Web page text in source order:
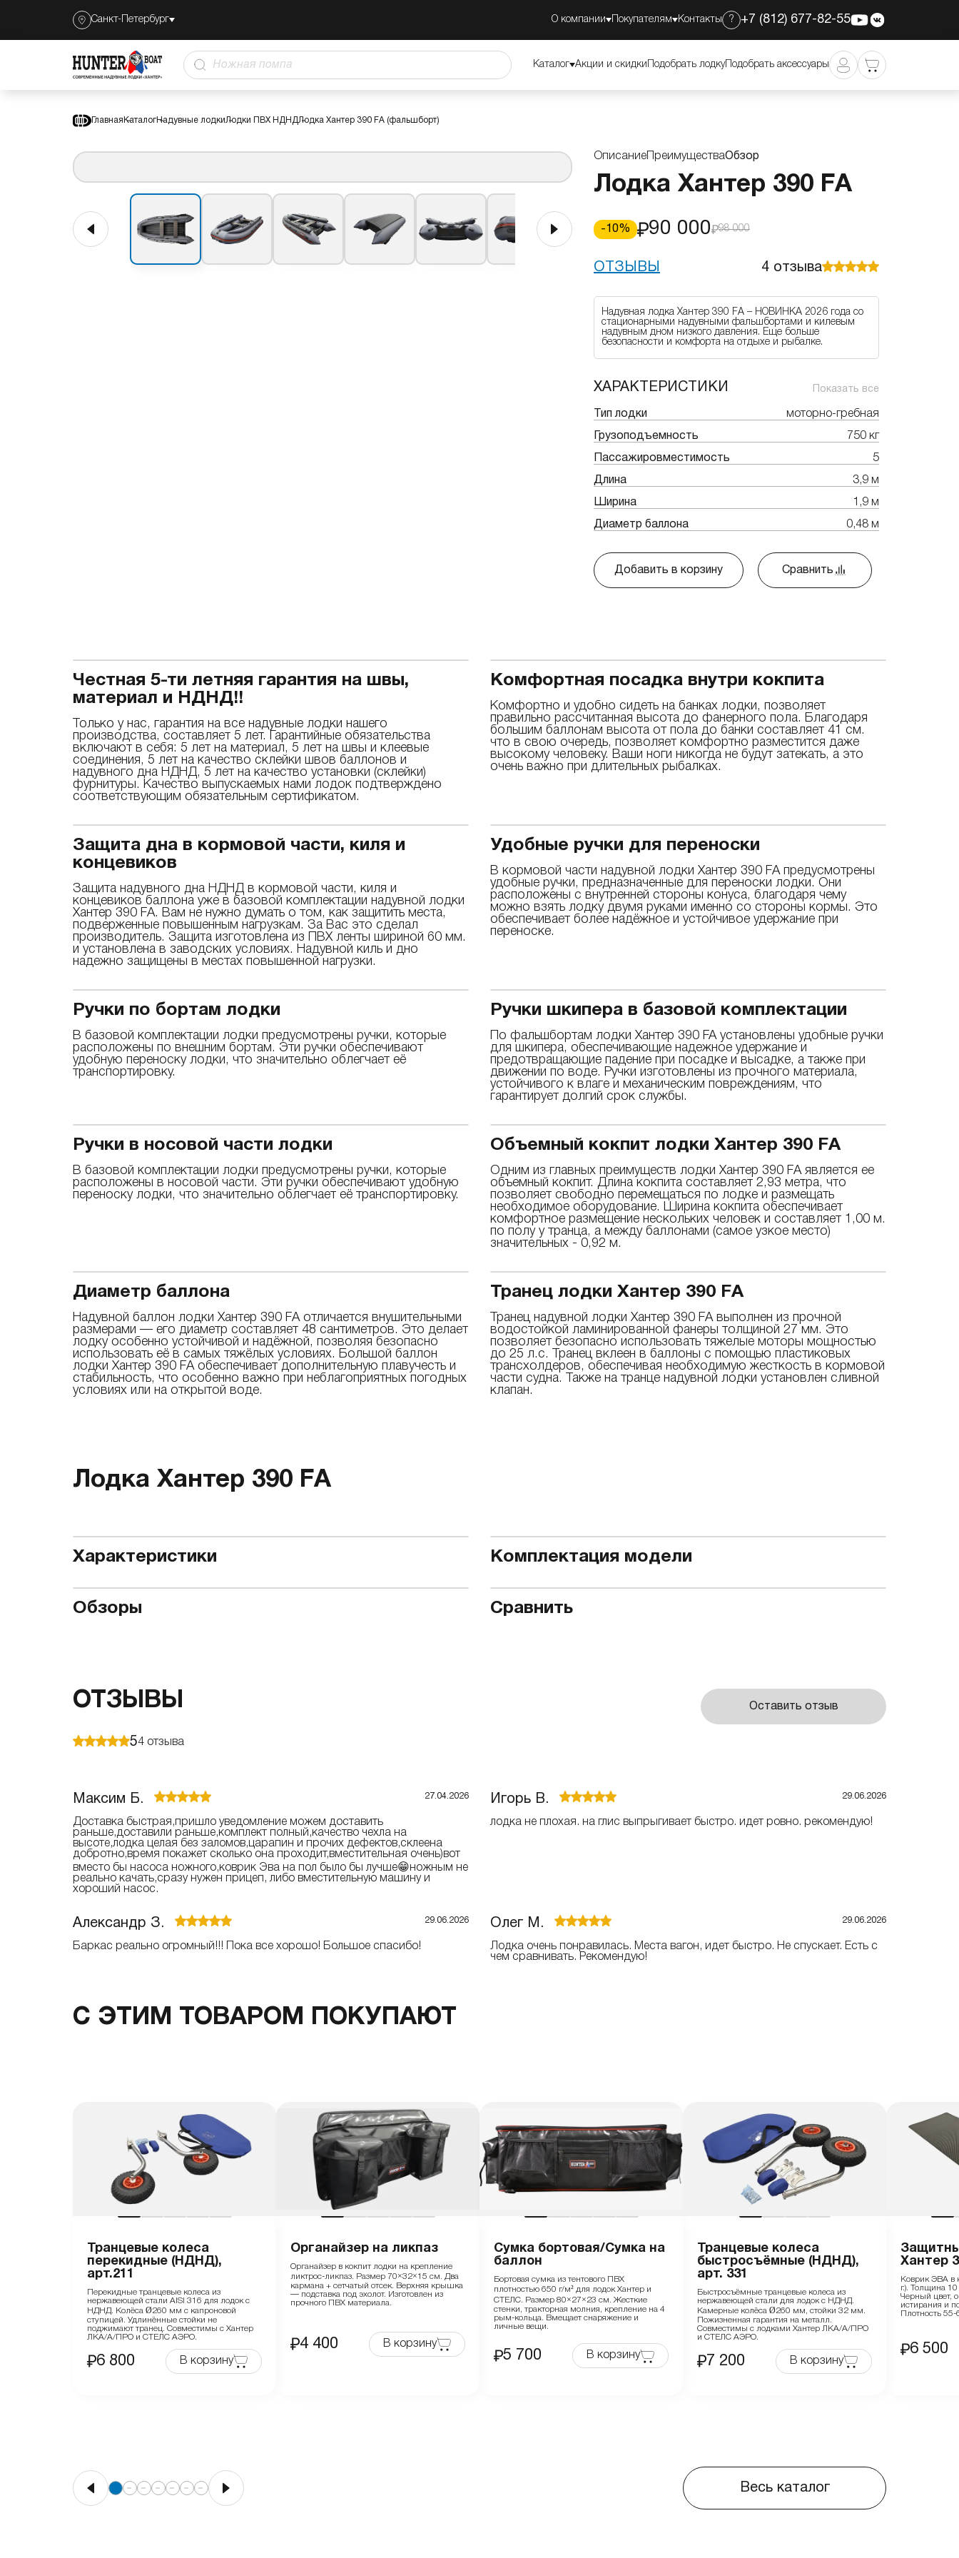
Санкт-Петербург О компании Покупателям Контакты ? +7 (812) 677-82-55
Ножная помпа Каталог Акции и скидки Подобрать лодкуПодобрать аксессуары
Лодка Хантер 390 FА 90 000 98 000 Добавить в корзину
Главная КаталогНадувные лодкиЛодки ПВХ НДНД Лодка Хантер 390 FА (фальшборт)
Описание ПреимуществаОбзор
Лодка Хантер 390 FА
-10% 90 000 98 000
ОТЗЫВЫ 4 отзыва
Надувная лодка Хантер 390 FА – НОВИНКА 2026 года со
стационарными надувными фальшбортами и килевым
надувным дном низкого давления. Еще больше
безопасности и комфорта на отдыхе и рыбалке.
ХАРАКТЕРИСТИКИ Показать все
Тип лодки моторно-гребная
Грузоподъемность 750 кг
Пассажировместимость 5
Длина 3,9 м
Ширина 1,9 м
Диаметр баллона 0,48 м
Добавить в корзину Сравнить
Честная 5-ти летняя гарантия на швы,
материал и НДНД!!
Только у нас, гарантия на все надувные лодки нашего
производства, составляет 5 лет. Гарантийные обязательства
включают в себя: 5 лет на материал, 5 лет на швы и клеевые
соединения, 5 лет на качество склейки швов баллонов и
надувного дна НДНД, 5 лет на качество установки (склейки)
фурнитуры. Качество выпускаемых нами лодок подтверждено
соответствующим обязательным сертификатом.
Комфортная посадка внутри кокпита
Комфортно и удобно сидеть на банках лодки, позволяет
правильно рассчитанная высота до фанерного пола. Благодаря
большим баллонам высота от пола до банки составляет 41 см.
что в свою очередь, позволяет комфортно разместится даже
высокому человеку. Ваши ноги никогда не будут затекать, а это
очень важно при длительных рыбалках.
Защита дна в кормовой части, киля и
концевиков
Защита надувного дна НДНД в кормовой части, киля и
концевиков баллона уже в базовой комплектации надувной лодки
Хантер 390 FА. Вам не нужно думать о том, как защитить места,
подверженные повышенным нагрузкам. За Вас это сделал
производитель. Защита изготовлена из ПВХ ленты шириной 60 мм.
и установлена в заводских условиях. Надувной киль и дно
надежно защищены в местах повышенной нагрузки.
Удобные ручки для переноски
В кормовой части надувной лодки Хантер 390 FА предусмотрены
удобные ручки, предназначенные для переноски лодки. Они
расположены с внутренней стороны конуса, благодаря чему
можно взять лодку двумя руками именно со стороны кормы. Это
обеспечивает более надёжное и устойчивое удержание при
переноске.
Ручки по бортам лодки
В базовой комплектации лодки предусмотрены ручки, которые
расположены по внешним бортам. Эти ручки обеспечивают
удобную переноску лодки, что значительно облегчает её
транспортировку.
Ручки шкипера в базовой комплектации
По фальшбортам лодки Хантер 390 FA установлены удобные ручки
для шкипера, обеспечивающие надежное удержание и
предотвращающие падение при посадке и высадке, а также при
движении по воде. Ручки изготовлены из прочного материала,
устойчивого к влаге и механическим повреждениям, что
гарантирует долгий срок службы.
Ручки в носовой части лодки
В базовой комплектации лодки предусмотрены ручки, которые
расположены в носовой части. Эти ручки обеспечивают удобную
переноску лодки, что значительно облегчает её транспортировку.
Объемный кокпит лодки Хантер 390 FА
Одним из главных преимуществ лодки Хантер 390 FА является ее
объемный кокпит. Длина кокпита составляет 2,93 метра, что
позволяет свободно перемещаться по лодке и размещать
необходимое оборудование. Ширина кокпита обеспечивает
комфортное размещение нескольких человек и составляет 1,00 м.
по полу у транца, а между баллонами (самое узкое место)
значительных - 0,92 м.
Диаметр баллона
Надувной баллон лодки Хантер 390 FА отличается внушительными
размерами — его диаметр составляет 48 сантиметров. Это делает
лодку особенно устойчивой и надёжной, позволяя безопасно
использовать её в самых тяжёлых условиях. Большой баллон
лодки Хантер 390 FА обеспечивает дополнительную плавучесть и
стабильность, что особенно важно при неблагоприятных погодных
условиях или на открытой воде.
Транец лодки Хантер 390 FА
Транец надувной лодки Хантер 390 FА выполнен из прочной
водостойкой ламинированной фанеры толщиной 27 мм. Это
позволяет безопасно использовать тяжелые моторы мощностью
до 25 л.с. Транец вклеен в баллоны с помощью пластиковых
трансхолдеров, обеспечивая необходимую жесткость в кормовой
части судна. Также на транце надувной лодки установлен сливной
клапан.
Лодка Хантер 390 FА
Характеристики Комплектация модели
Обзоры Сравнить
ОТЗЫВЫ
54 отзыва
Оставить отзыв
Максим Б. 27.04.2026
Доставка быстрая,пришло уведомление можем доставить
раньше,доставили раньше,комплект полный,качество чехла на
высоте,лодка целая без заломов,царапин и прочих дефектов,склеена
добротно,время покажет сколько она проходит,вместительная очень)вот
вместо бы насоса ножного,коврик Эва на пол было бы лучше😁ножным не
реально качать,сразу нужен прицеп, либо вместительную машину и
хороший насос.
Игорь В. 29.06.2026
лодка не плохая. на глис выпрыгивает быстро. идет ровно. рекомендую!
Александр З. 29.06.2026
Баркас реально огромный!!! Пока все хорошо! Большое спасибо!
Олег М. 29.06.2026
Лодка очень понравилась. Места вагон, идет быстро. Не спускает. Есть с
чем сравнивать. Рекомендую!
С ЭТИМ ТОВАРОМ ПОКУПАЮТ
Транцевые колеса
перекидные (НДНД),
арт.211
Перекидные транцевые колеса из
нержавеющей стали AISI 316 для лодок с
НДНД. Колёса Ø260 мм с капроновой
ступицей. Удлинённые стойки не
поджимают транец. Совместимы с Хантер
ЛКА/А/ПРО и СТЕЛС АЭРО.
6 800 В корзину
Органайзер на ликпаз
Органайзер в кокпит лодки на крепление
ликтрос-ликпаз. Размер 70×32×15 см. Два
кармана + сетчатый отсек. Верхняя крышка
— подставка под эхолот. Изготовлен из
прочного ПВХ материала.
4 400 В корзину
Сумка бортовая/Сумка на
баллон
Бортовая сумка из тентового ПВХ
плотностью 650 г/м² для лодок Хантер и
СТЕЛС. Размер 80×27×23 см. Жесткие
стенки, тракторная молния, крепление на 4
рым-кольца. Вмещает снаряжение и
личные вещи.
5 700 В корзину
Транцевые колеса
быстросъёмные (НДНД),
арт. 331
Быстросъёмные транцевые колеса из
нержавеющей стали для лодок с НДНД.
Камерные колёса Ø260 мм, стойки 32 мм.
Пожизненная гарантия на металл.
Совместимы с лодками Хантер ЛКА/А/ПРО
и СТЕЛС АЭРО.
7 200 В корзину
Хантер
Коврик ЭВА в
г.). Толщина
Черный цвет,
истирания и
Плотность
6 500
Весь каталог